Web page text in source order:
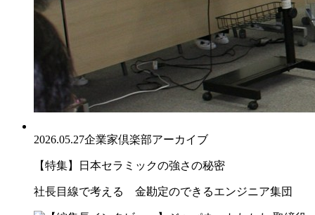
2026.05.27企業家倶楽部アーカイブ
【特集】日本セラミックの強さの秘密
社長目線で考える 金勘定のできるエンジニア集団